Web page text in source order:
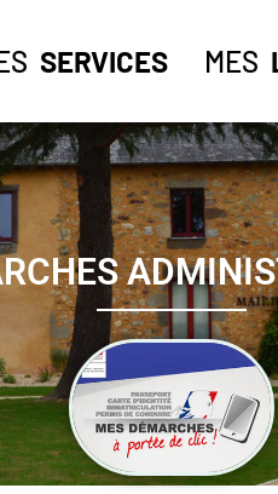
SERVICES MES